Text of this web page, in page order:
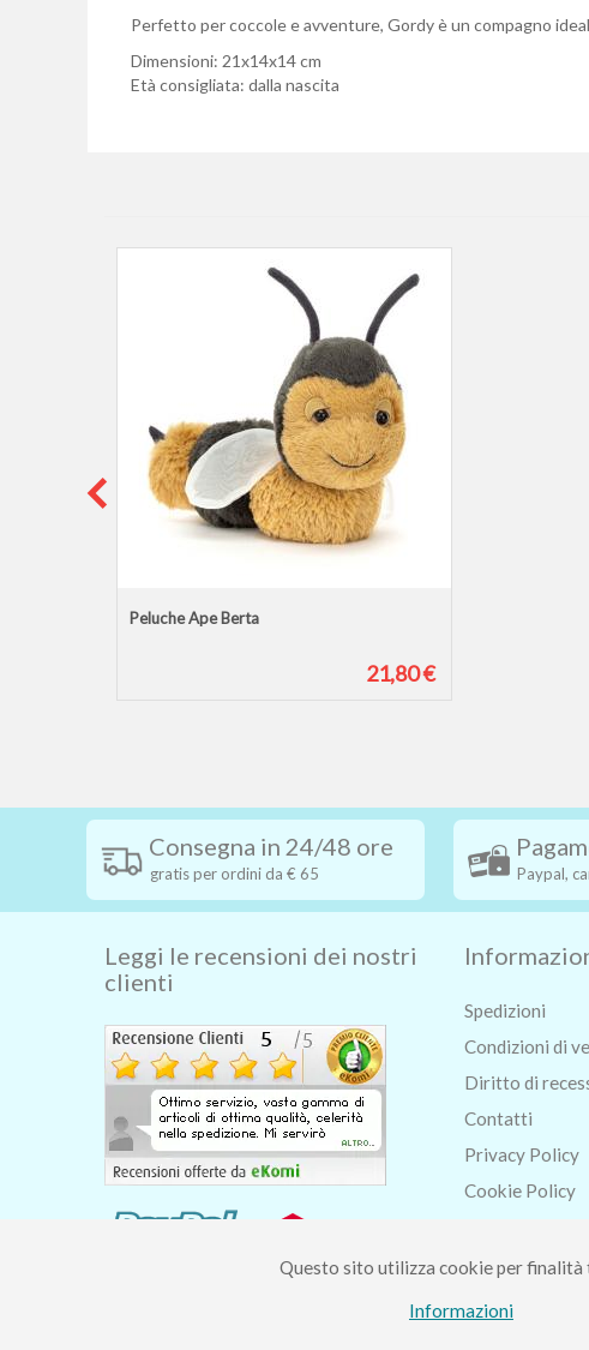
Questo sito utilizza cookie per finalità
Informazioni
Perfetto per coccole e avventure, Gordy è un compagno
Dimensioni: 21x14x14 cm
Età consigliata: dalla nascita
Peluche Ape Berta
21,80 €
Consegna in 24/48 ore
gratis per ordini da € 65 Paypal,
Leggi le recensioni dei nostri
clienti
Spedizioni
Condizioni di
Diritto di
Contatti
Privacy Policy
Cookie Policy
Blog
Piccolo Mondo di Ferri